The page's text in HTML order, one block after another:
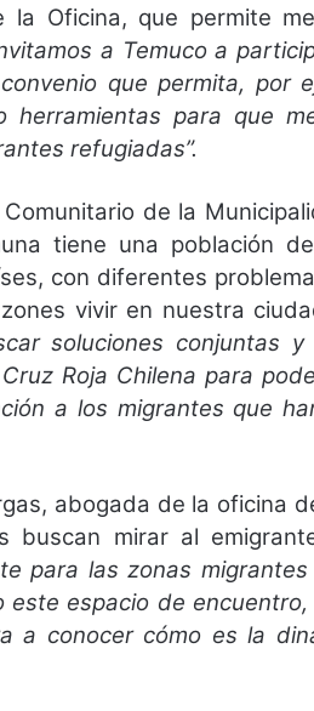
la Oficina, que permite
a Temuco a
que permita, por
herramientas para que
refugiadas”.
de la
tiene una población
con diferentes
vivir en nuestra
soluciones conjuntas
Roja Chilena para
a los migrantes que
abogada de la oficina
buscan mirar al
para las zonas
este espacio de
a conocer cómo es la